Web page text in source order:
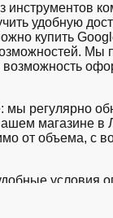
удобную
купить
мы регулярно
магазине в
от объема, с
условия
оформите